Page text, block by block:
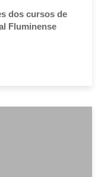
dos cursos de
Fluminense